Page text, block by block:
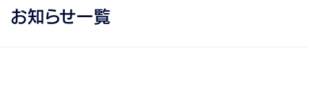
お知らせ一覧